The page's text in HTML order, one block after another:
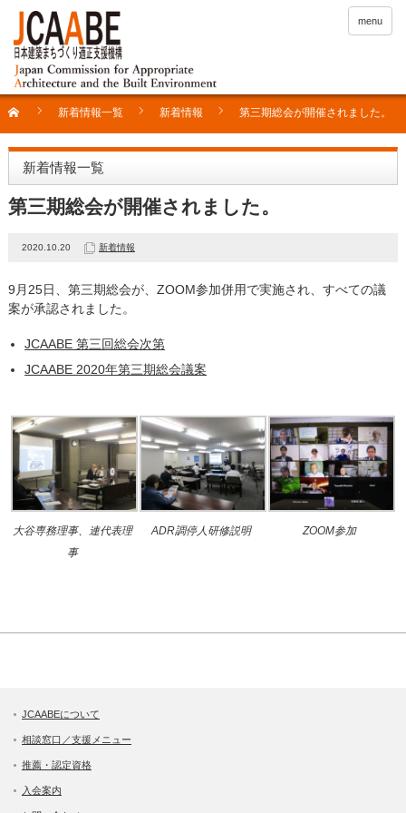
menu
新着情報一覧 新着情報 第三期総会が開催されました。
新着情報一覧
第三期総会が開催されました。
2020.10.20 新着情報
9月25日、第三期総会が、ZOOM参加併用で実施され、すべての議
案が承認されました。
JCAABE 第三回総会次第
JCAABE 2020年第三期総会議案
大谷専務理事、連代表理
事
ADR調停人研修説明 ZOOM参加
JCAABEについて
相談窓口／支援メニュー
推薦・認定資格
入会案内